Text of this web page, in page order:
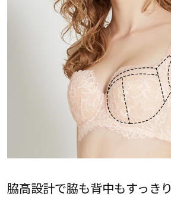
脇高設計で脇も背中もすっきり